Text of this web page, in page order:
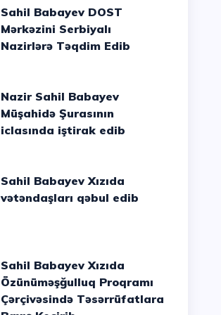
Sahil Babayev DOST
Mərkəzini Serbiyalı
Nazirlərə Təqdim Edib
Nazir Sahil Babayev
Müşahidə Şurasının
iclasında iştirak edib
Sahil Babayev Xızıda
vətəndaşları qəbul edib
Sahil Babayev Xızıda
Özünüməşğulluq Proqramı
Çərçivəsində Təsərrüfatlara